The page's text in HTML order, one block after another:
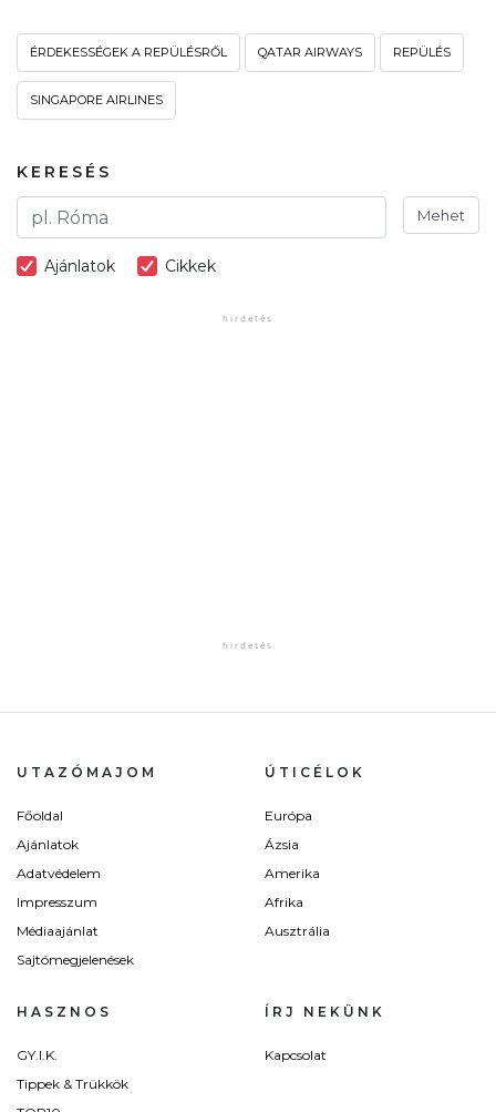
ÉRDEKESSÉGEK A REPÜLÉSRŐL QATAR AIRWAYS REPÜLÉS
SINGAPORE AIRLINES
KERESÉS
Mehet
Ajánlatok Cikkek
UTAZÓMAJOM
Főoldal
Ajánlatok
Adatvédelem
Impresszum
Médiaajánlat
Sajtómegjelenések
ÚTICÉLOK
Európa
Ázsia
Amerika
Afrika
Ausztrália
HASZNOS
GY.I.K.
Tippek & Trükkök
ÍRJ NEKÜNK
Kapcsolat